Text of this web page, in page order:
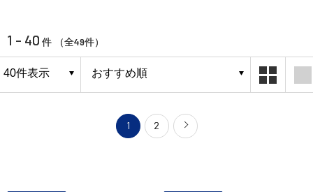
1 - 40 件 （全49件）
1 2